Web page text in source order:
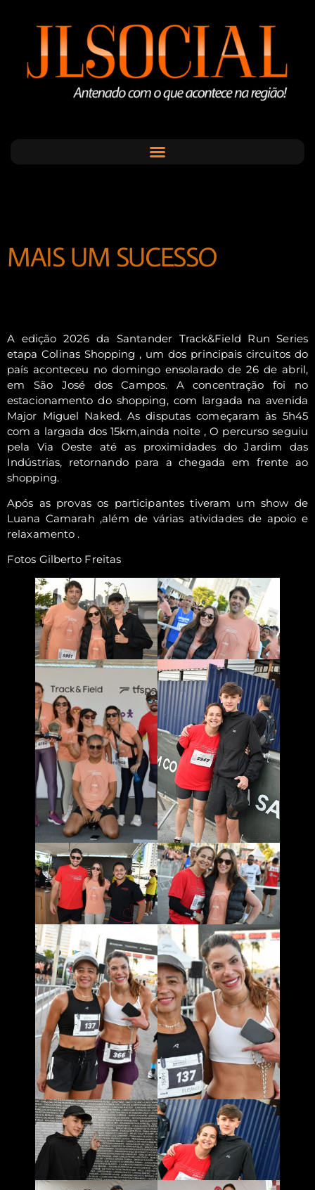
MAIS UM SUCESSO
A edição 2026 da Santander Track&Field Run Series
etapa Colinas Shopping , um dos principais circuitos do
país aconteceu no domingo ensolarado de 26 de abril,
em São José dos Campos. A concentração foi no
estacionamento do shopping, com largada na avenida
Major Miguel Naked. As disputas começaram às 5h45
com a largada dos 15km,ainda noite , O percurso seguiu
pela Via Oeste até as proximidades do Jardim das
Indústrias, retornando para a chegada em frente ao
shopping.
Após as provas os participantes tiveram um show de
Luana Camarah ,além de várias atividades de apoio e
relaxamento .
Fotos Gilberto Freitas